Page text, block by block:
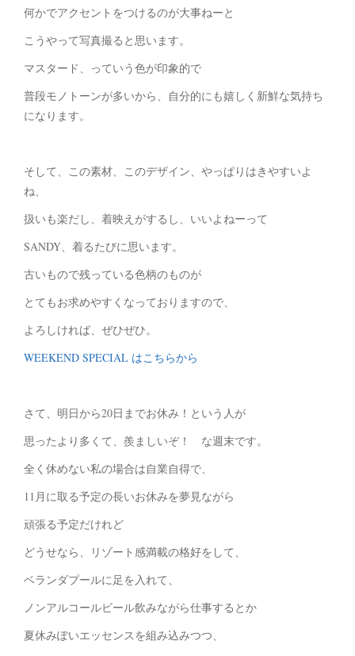
何かでアクセントをつけるのが大事ねーと
こうやって写真撮ると思います。
マスタード、っていう色が印象的で
普段モノトーンが多いから、自分的にも嬉しく新鮮な気持ち
になります。
そして、この素材、このデザイン、やっぱりはきやすいよ
ね、
扱いも楽だし、着映えがするし、いいよねーって
SANDY、着るたびに思います。
古いもので残っている色柄のものが
とてもお求めやすくなっておりますので、
よろしければ、ぜひぜひ。
WEEKEND SPECIAL はこちらから
さて、明日から20日までお休み！という人が
思ったより多くて、羨ましいぞ！ な週末です。
全く休めない私の場合は自業自得で、
11月に取る予定の長いお休みを夢見ながら
頑張る予定だけれど
どうせなら、リゾート感満載の格好をして、
ベランダプールに足を入れて、
ノンアルコールビール飲みながら仕事するとか
夏休みぽいエッセンスを組み込みつつ、